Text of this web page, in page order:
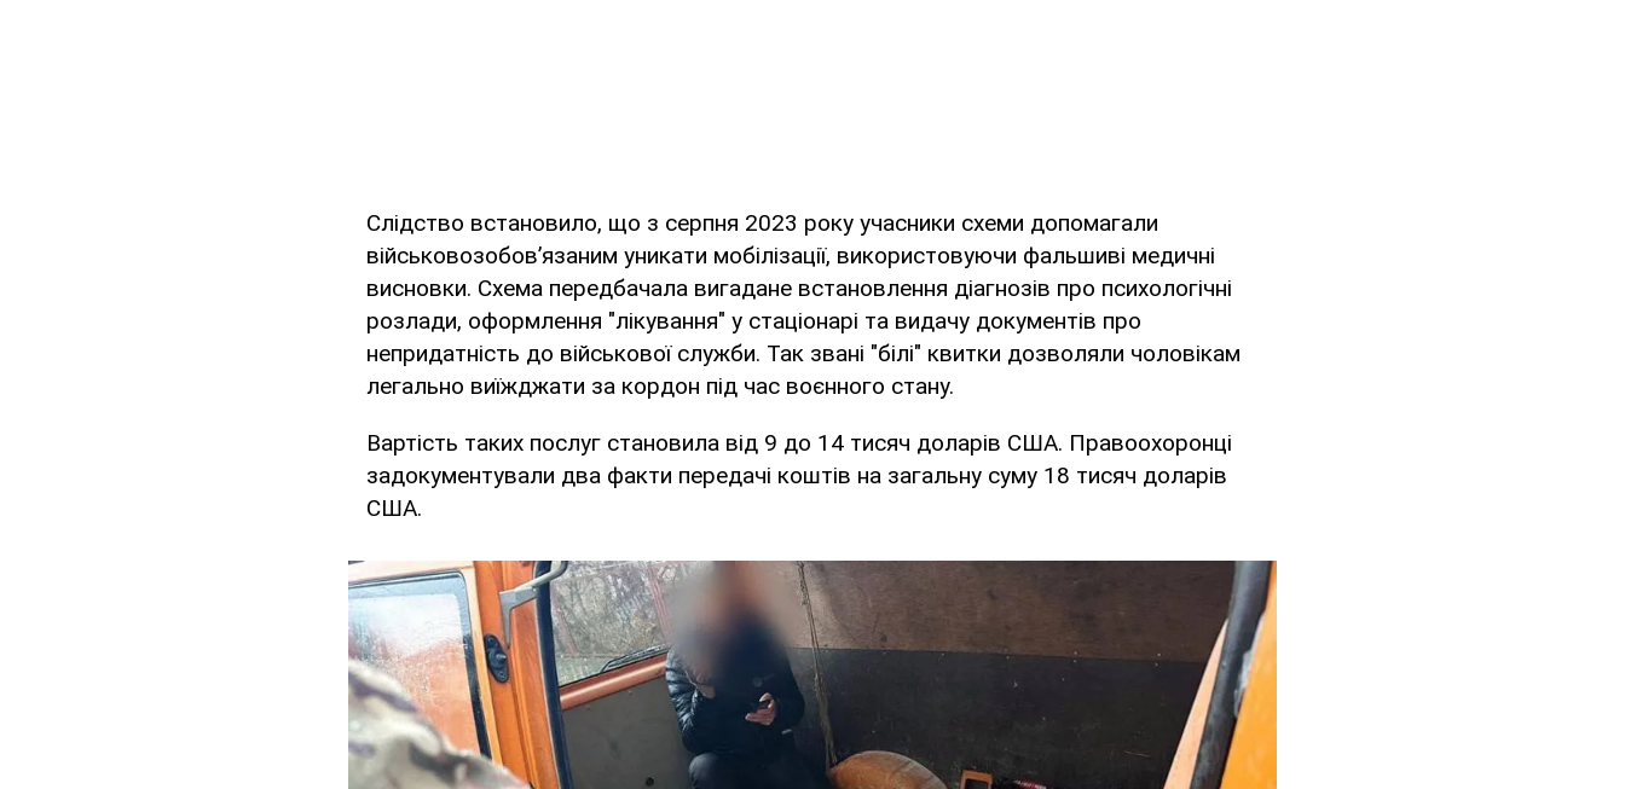
Слідство встановило, що з серпня 2023 року учасники схеми допомагали
військовозобов’язаним уникати мобілізації, використовуючи фальшиві медичні
висновки. Схема передбачала вигадане встановлення діагнозів про психологічні
розлади, оформлення "лікування" у стаціонарі та видачу документів про
непридатність до військової служби. Так звані "білі" квитки дозволяли чоловікам
легально виїжджати за кордон під час воєнного стану.
Вартість таких послуг становила від 9 до 14 тисяч доларів США. Правоохоронці
задокументували два факти передачі коштів на загальну суму 18 тисяч доларів
США.